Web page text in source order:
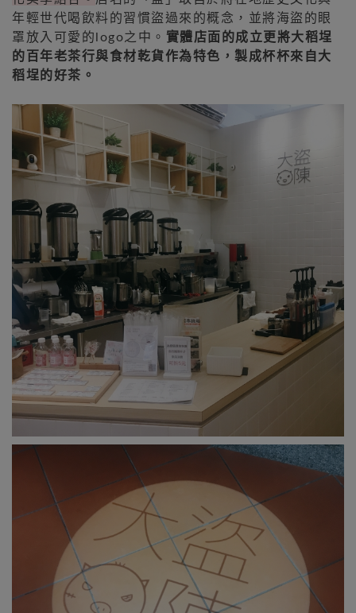
年輕世代喝飲料的習慣盜過來的概念，並將海盜的眼
罩放入可愛的logo之中。 實體店面的成立更將大稻埕
的百年老茶行與食材乾貨作為特色，製成杯杯來自大
稻埕的好茶。